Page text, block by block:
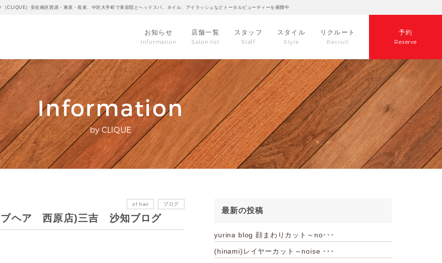
［CLIQUE］安佐南区西原・東原・長束、中区大手町で美容院とヘッドスパ、ネイル、アイラッシュなどトータルビューティーを展開中
お知らせ
Information
店舗一覧
Salon list
スタッフ
Staff
スタイル
Style
リクルート
Recruit
予約
Reserve
Information
by CLIQUE
of hair ブログ
ヘア 西原店)三吉 沙知ブログ
最新の投稿
yurina blog 顔まわりカット～no･･･
(hinami)レイヤーカット～noise ･･･